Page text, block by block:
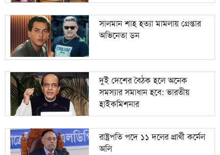
সালমান শাহ হত্যা মামলায় গ্রেপ্তার
অভিনেতা ডন
দুই দেশের বৈঠক হলে অনেক
সমস্যার সমাধান হবে: ভারতীয়
হাইকমিশনার
রাষ্ট্রপতি পদে ১১ দলের প্রার্থী কর্নেল
অলি